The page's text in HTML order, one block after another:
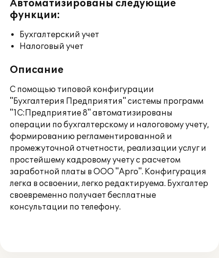
Автоматизированы следующие
функции:
Бухгалтерский учет
Налоговый учет
Описание
С помощью типовой конфигурации
"Бухгалтерия Предприятия" системы программ
"1С:Предприятие 8" автоматизированы
операции по бухгалтерскому и налоговому учету,
формированию регламентированной и
промежуточной отчетности, реализации услуг и
простейшему кадровому учету с расчетом
заработной платы в ООО "Арго". Конфигурация
легка в освоении, легко редактируема. Бухгалтер
своевременно получает бесплатные
консультации по телефону.